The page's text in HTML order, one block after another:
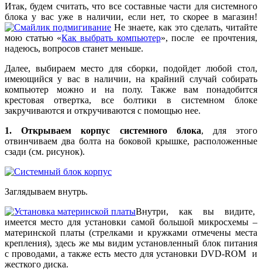
Итак, будем считать, что все составные части для системного
блока у вас уже в наличии, если нет, то скорее в магазин!
Не знаете, как это сделать, читайте
мою статью «Как выбрать компьютер», после ее прочтения,
надеюсь, вопросов станет меньше.
Далее, выбираем место для сборки, подойдет любой стол,
имеющийся у вас в наличии, на крайний случай собирать
компьютер можно и на полу. Также вам понадобится
крестовая отвертка, все болтики в системном блоке
закручиваются и откручиваются с помощью нее.
1. Открываем корпус системного блока, для этого
отвинчиваем два болта на боковой крышке, расположенные
сзади (см. рисунок).
Заглядываем внутрь.
Внутри, как вы видите,
имеется место для установки самой большой микросхемы –
материнской платы (стрелками и кружками отмечены места
крепления), здесь же мы видим установленный блок питания
с проводами, а также есть место для установки DVD-ROM и
жесткого диска.